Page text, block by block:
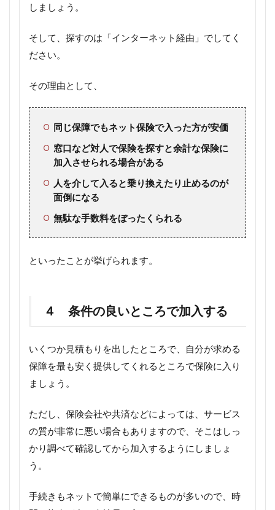
しましょう。
そして、探すのは「インターネット経由」でしてく
ださい。
その理由として、
同じ保障でもネット保険で入った方が安価
窓口など対人で保険を探すと余計な保険に
加入させられる場合がある
人を介して入ると乗り換えたり止めるのが
面倒になる
無駄な手数料をぼったくられる
といったことが挙げられます。
４ 条件の良いところで加入する
いくつか見積もりを出したところで、自分が求める
保障を最も安く提供してくれるところで保険に入り
ましょう。
ただし、保険会社や共済などによっては、サービス
の質が非常に悪い場合もありますので、そこはしっ
かり調べて確認してから加入するようにしましょ
う。
手続きもネットで簡単にできるものが多いので、時